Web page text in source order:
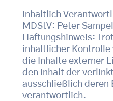
Inhaltlich
MDStV: Peter Sampel
Haftungshinweis:
inhaltlicher Kontrolle
die Inhalte externer
den Inhalt der
ausschließlich deren
verantwortlich.